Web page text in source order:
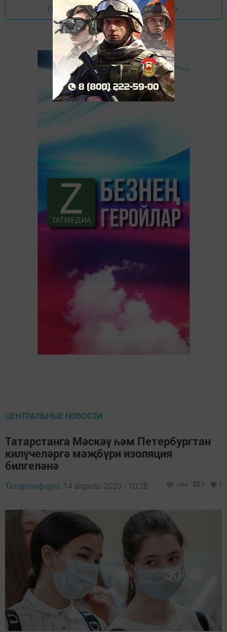
Перейти на страницу новости
ЦЕНТРАЛЬНЫЕ НОВОСТИ
Татарстанга Мәскәү һәм Петербургтан
килүчеләргә мәҗбүри изоляция
билгеләнә
Татар-информ, 14 апрель 2020 - 10:28 1484 0 0